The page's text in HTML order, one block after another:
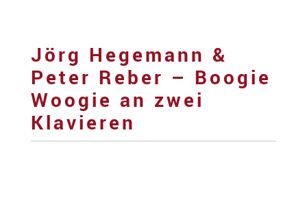
Jörg Hegemann &
Peter Reber – Boogie
Woogie an zwei
Klavieren